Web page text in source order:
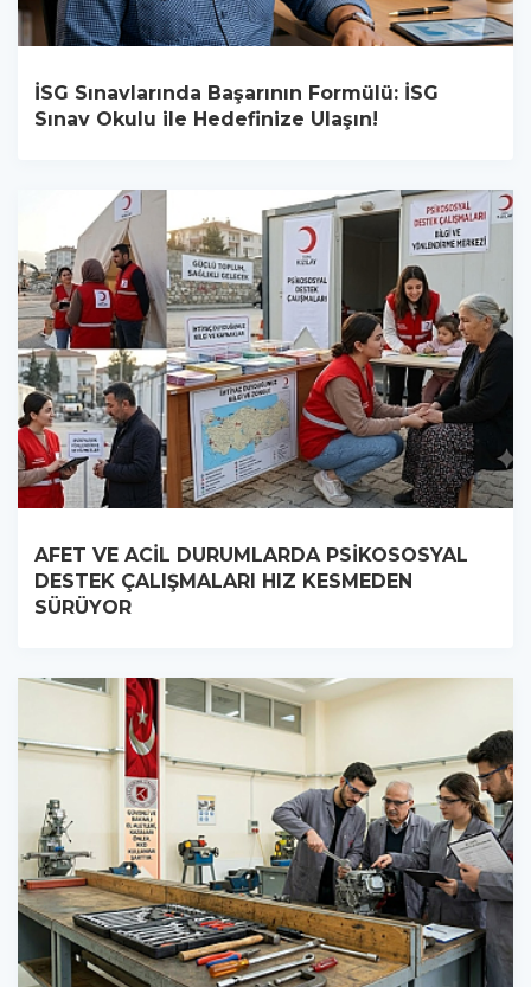
İSG Sınavlarında Başarının Formülü: İSG
Sınav Okulu ile Hedefinize Ulaşın!
AFET VE ACİL DURUMLARDA PSİKOSOSYAL
DESTEK ÇALIŞMALARI HIZ KESMEDEN
SÜRÜYOR